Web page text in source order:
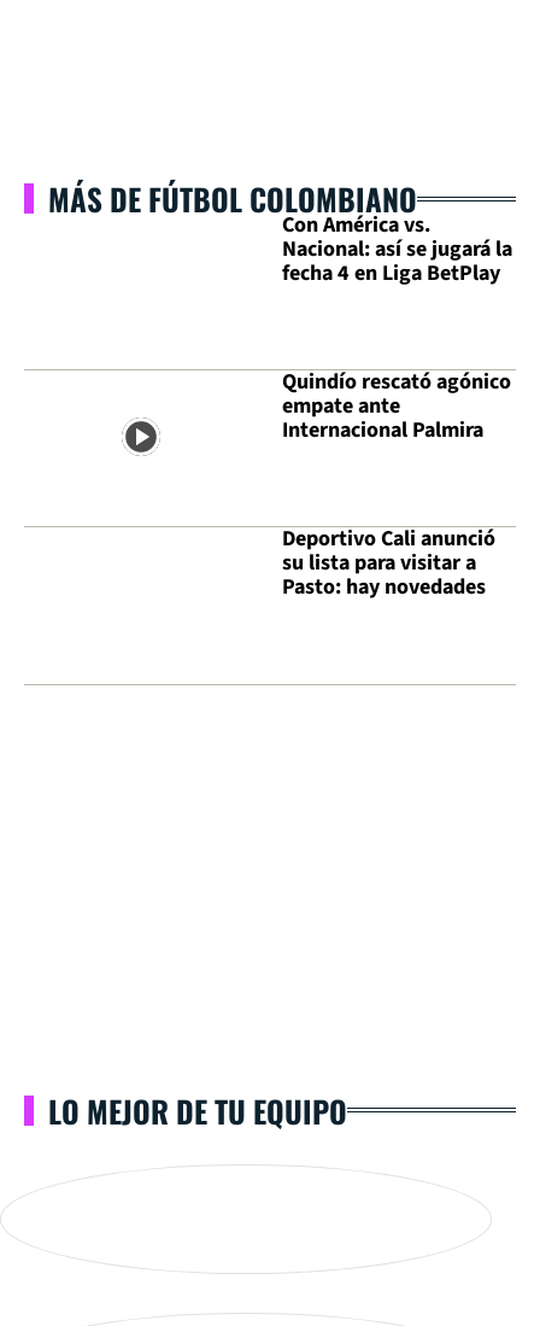
MÁS DE FÚTBOL COLOMBIANO
Con América vs.
Nacional: así se jugará la
fecha 4 en Liga BetPlay
Quindío rescató agónico
empate ante
Internacional Palmira
Deportivo Cali anunció
su lista para visitar a
Pasto: hay novedades
LO MEJOR DE TU EQUIPO